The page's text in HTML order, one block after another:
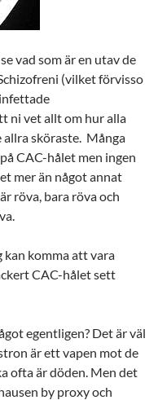
vad som är en utav de
(vilket förvisso
ni vet allt om hur alla
allra sköraste. Många
CAC-hålet men ingen
mer än något annat
röva, bara röva och
kan komma att vara
CAC-hålet sett
egentligen? Det är väl
är ett vapen mot de
ofta är döden. Men det
by proxy och